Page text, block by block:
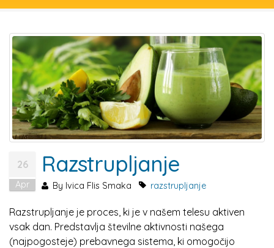
26
Apr
Razstrupljanje
By Ivica Flis Smaka razstrupljanje
Razstrupljanje je proces, ki je v našem telesu aktiven
vsak dan. Predstavlja številne aktivnosti našega
(najpogosteje) prebavnega sistema, ki omogočijo